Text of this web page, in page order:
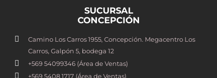
SUCURSAL
CONCEPCIÓN
Camino Los Carros 1955, Concepción. Megacentro Los
Carros, Galpón 5, bodega 12
+569 54099346 (Área de Ventas)
+569 5408 1717 (Área de Ventas)